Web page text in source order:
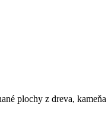
plochy z dreva,